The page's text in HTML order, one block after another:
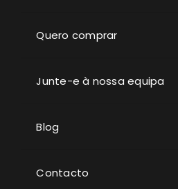
Quero comprar
Junte-e à nossa equipa
Blog
Contacto